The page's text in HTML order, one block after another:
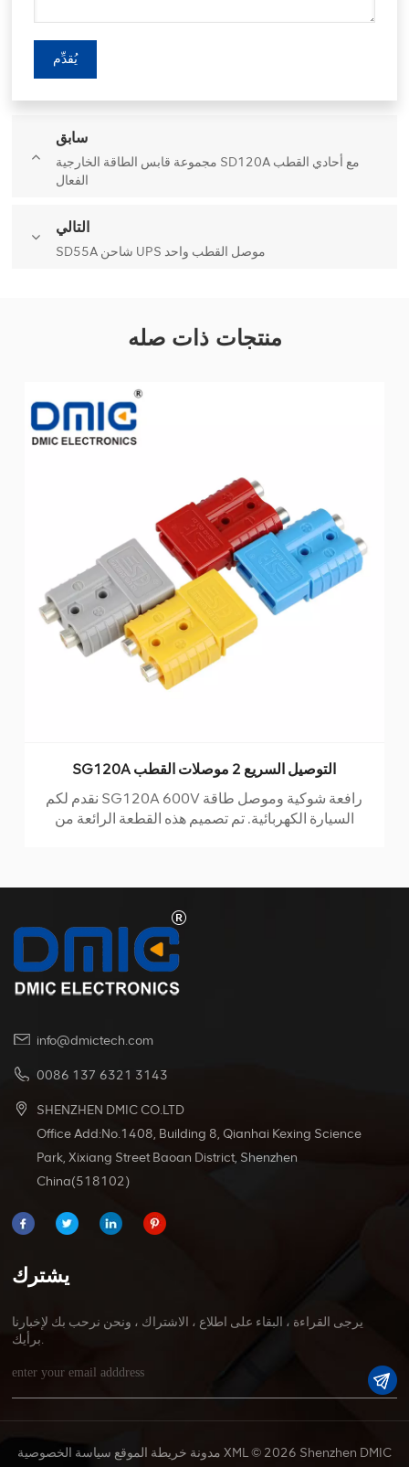
يُقدِّم
سابق
مجموعة قابس الطاقة الخارجية SD120A مع أحادي القطب
الفعال
التالي
SD55A شاحن UPS موصل القطب واحد
منتجات ذات صله
SG120A التوصيل السريع 2 موصلات القطب
نقدم لكم SG120A 600V رافعة شوكية وموصل طاقة
السيارة الكهربائية. تم تصميم هذه القطعة الرائعة من
info@dmictech.com
0086 137 6321 3143
SHENZHEN DMIC CO.LTD
Office Add:No.1408, Building 8, Qianhai Kexing Science
Park, Xixiang Street Baoan District, Shenzhen
China(518102)
يشترك
يرجى القراءة ، البقاء على اطلاع ، الاشتراك ، ونحن نرحب بك لإخبارنا
برأيك.
مدونة خريطة الموقع سياسة الخصوصية XML© 2026 Shenzhen DMIC